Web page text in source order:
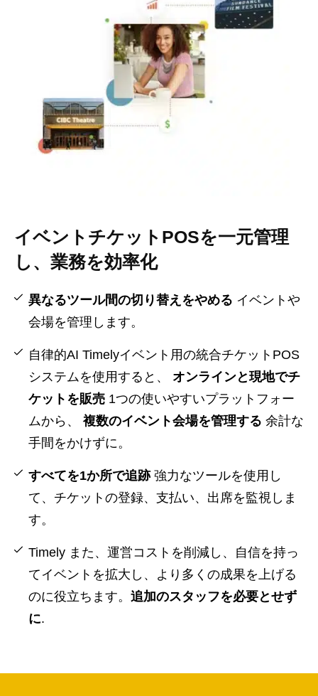
イベントチケットPOSを一元管理
し、業務を効率化
異なるツール間の切り替えをやめる イベントや
会場を管理します。
自律的AI Timelyイベント用の統合チケットPOS
システムを使用すると、 オンラインと現地でチ
ケットを販売 1つの使いやすいプラットフォー
ムから、 複数のイベント会場を管理する 余計な
手間をかけずに。
すべてを1か所で追跡強力なツールを使用し
て、チケットの登録、支払い、出席を監視しま
す。
Timely また、運営コストを削減し、自信を持っ
てイベントを拡大し、より多くの成果を上げる
のに役立ちます。 追加のスタッフを必要とせず
に.